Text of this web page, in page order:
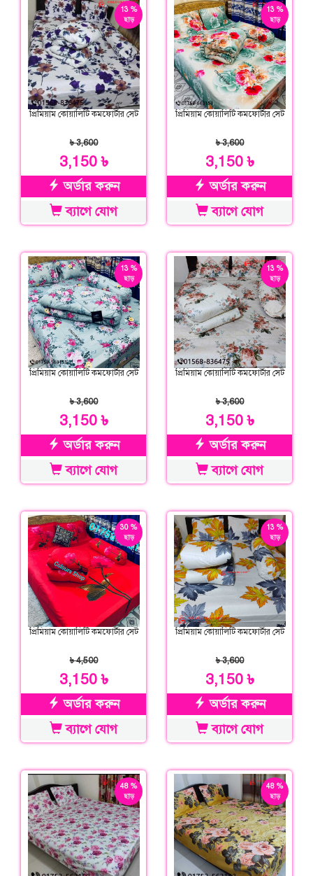
13 %
ছাড়
প্রিমিয়াম কোয়ালিটি কমফোর্টার সেট
৳ 3,600
3,150 ৳
অর্ডার করুন
ব্যাগে যোগ
13 %
ছাড়
প্রিমিয়াম কোয়ালিটি কমফোর্টার সেট
৳ 3,600
3,150 ৳
অর্ডার করুন
ব্যাগে যোগ
13 %
ছাড়
প্রিমিয়াম কোয়ালিটি কমফোর্টার সেট
৳ 3,600
3,150 ৳
অর্ডার করুন
ব্যাগে যোগ
13 %
ছাড়
প্রিমিয়াম কোয়ালিটি কমফোর্টার সেট
৳ 3,600
3,150 ৳
অর্ডার করুন
ব্যাগে যোগ
30 %
ছাড়
প্রিমিয়াম কোয়ালিটি কমফোর্টার সেট
৳ 4,500
3,150 ৳
অর্ডার করুন
ব্যাগে যোগ
13 %
ছাড়
প্রিমিয়াম কোয়ালিটি কমফোর্টার সেট
৳ 3,600
3,150 ৳
অর্ডার করুন
ব্যাগে যোগ
48 %
ছাড়
48 %
ছাড়